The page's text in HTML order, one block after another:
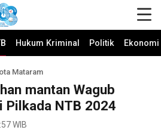
Hukum Kriminal Politik
Mataram
mantan Wagub
Pilkada NTB 2024
WIB